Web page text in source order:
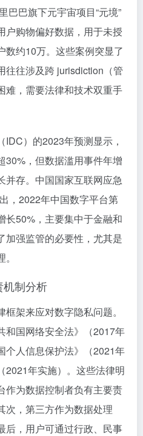
巴巴旗下元宇宙项目“元境”
户购物偏好数据，用于未授
数约10万。这些案例突显了
往往涉及跨 jurisdiction（管
难，需要法律和技术双重手
）的2023年预测显示，
30%，但数据滥用事件年增
并存。中国国家互联网应急
，2022年中国数字平台第
长50%，主要集中于金融和
加强监管的必要性，尤其是
机制分析
架来应对数字隐私问题。
和国网络安全法》（2017年
个人信息保护法》（2021年
2021年实施）。这些法律明
作为数据控制者负有主要责
次，第三方作为数据处理
后，用户可通过行政、民事